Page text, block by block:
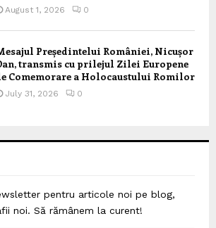
August 1, 2026 0
Președintelui României, Nicușor
transmis cu prilejul Zilei Europene
Comemorare a Holocaustului Romilor
July 31, 2026 0
pentru articole noi pe blog,
noi. Să rămânem la curent!